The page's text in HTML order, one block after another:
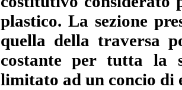
plastico. La sezione
quella della traversa
costante per tutta la
limitato ad un concio di